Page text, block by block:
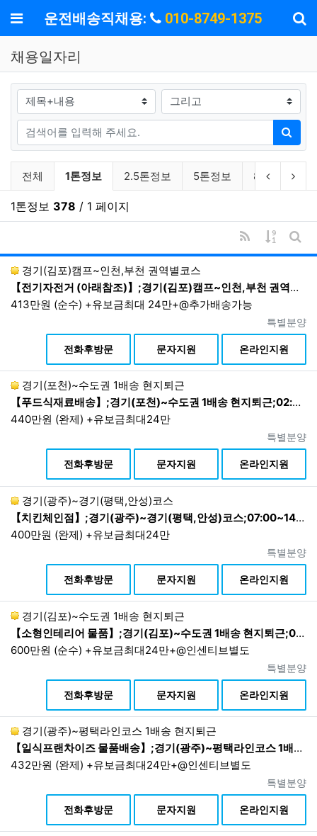
메뉴운전배송직채용: 010-8749-1375
채용일자리
검색대상
검색어
검색
채용일자리 분류 목록
전체 현재 분류
1톤정보 2.5톤정보 5톤정보 8톤이상이전 분류
다
1톤정보 378 / 1 페이지
RSS
게시물
게
경기(김포)캠프~인천,부천 권역별코스
【전기자전거 (아래참조)】;경기(김포)캠프~인천,부천 권역별코스;10:00~17:00
413만원 (순수) +유보금최대 24만+@추가배송가능
진행상태
특별분양
전화후방문
문자지원 온라인지원
경기(포천)~수도권 1배송 현지퇴근
【푸드식재료배송】;경기(포천)~수도권 1배송 현지퇴근;02:00~13:00 1배송 현지퇴근
440만원 (완제) +유보금최대24만
진행상태
특별분양
전화후방문
문자지원 온라인지원
경기(광주)~경기(평택,안성)코스
【치킨체인점】;경기(광주)~경기(평택,안성)코스;07:00~14(15):00 1배송 현지퇴근
400만원 (완제) +유보금최대24만
진행상태
특별분양
전화후방문
문자지원 온라인지원
경기(김포)~수도권 1배송 현지퇴근
【소형인테리어 물품】;경기(김포)~수도권 1배송 현지퇴근;06:00~15:00 1배송 현지퇴근
600만원 (순수) +유보금최대24만+@인센티브별도
진행상태
특별분양
전화후방문
문자지원 온라인지원
경기(광주)~평택라인코스 1배송 현지퇴근
【일식프랜차이즈 물품배송】;경기(광주)~평택라인코스 1배송 현지퇴근;23:00~07:00 1배송 현지퇴근
432만원 (완제) +유보금최대24만+@인센티브별도
진행상태
특별분양
전화후방문
문자지원 온라인지원